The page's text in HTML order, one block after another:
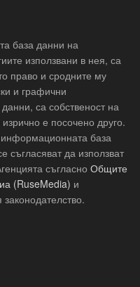
база данни на
използвани в нея, са
право и сродните му
и графични
са собственост на
е посочено друго.
база
да използват
съгласно Общите
(RuseMedia) и